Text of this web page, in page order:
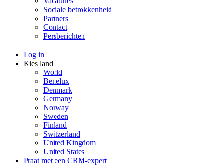
Sociale betrokkenheid
Partners
Contact
Persberichten
Log in
Kies land
World
Benelux
Denmark
Germany
Norway
Sweden
Finland
Switzerland
United Kingdom
United States
Praat met een CRM-expert